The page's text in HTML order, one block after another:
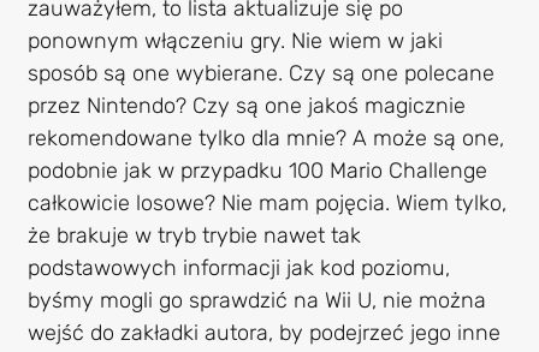
zauważyłem, to lista aktualizuje się po
ponownym włączeniu gry. Nie wiem w jaki
sposób są one wybierane. Czy są one polecane
przez Nintendo? Czy są one jakoś magicznie
rekomendowane tylko dla mnie? A może są one,
podobnie jak w przypadku 100 Mario Challenge
całkowicie losowe? Nie mam pojęcia. Wiem tylko,
że brakuje w tryb trybie nawet tak
podstawowych informacji jak kod poziomu,
byśmy mogli go sprawdzić na Wii U, nie można
wejść do zakładki autora, by podejrzeć jego inne